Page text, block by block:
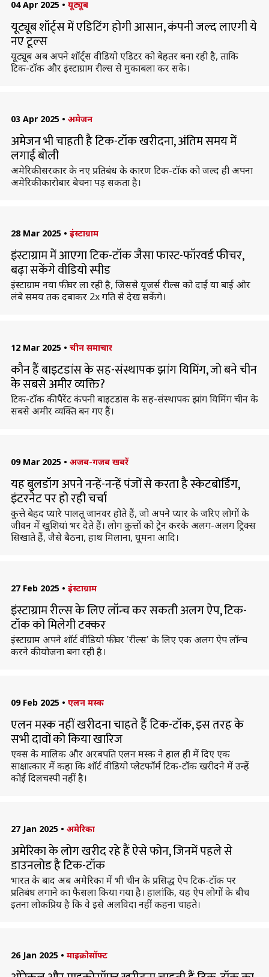
04 Apr 2025 • यूट्यूब
यूट्यूब शॉर्ट्स में एडिटिंग होगी आसान, कंपनी जल्द लाएगी ये
नए टूल्स
यूट्यूब अब अपने शॉर्ट्स वीडियो एडिटर को बेहतर बना रही है, ताकि
टिक-टॉक और इंस्टाग्राम रील्स से मुकाबला कर सके।
03 Apr 2025 • अमेजन
अमेजन भी चाहती है टिक-टॉक खरीदना, अंतिम समय में
लगाई बोली
अमेरिकी सरकार के नए प्रतिबंध के कारण टिक-टॉक को जल्द ही अपना
अमेरिकी कारोबार बेचना पड़ सकता है।
28 Mar 2025 • इंस्टाग्राम
इंस्टाग्राम में आएगा टिक-टॉक जैसा फास्ट-फॉरवर्ड फीचर,
बढ़ा सकेंगे वीडियो स्पीड
इंस्टाग्राम नया फीचर ला रही है, जिससे यूजर्स रील्स को दाईं या बाईं ओर
लंबे समय तक दबाकर 2x गति से देख सकेंगे।
12 Mar 2025 • चीन समाचार
कौन हैं बाइटडांस के सह-संस्थापक झांग यिमिंग, जो बने चीन
के सबसे अमीर व्यक्ति?
टिक-टॉक की पैरेंट कंपनी बाइटडांस के सह-संस्थापक झांग यिमिंग चीन के
सबसे अमीर व्यक्ति बन गए हैं।
09 Mar 2025 • अजब-गजब खबरें
यह बुलडॉग अपने नन्हें-नन्हें पंजों से करता है स्केटबोर्डिंग,
इंटरनेट पर हो रही चर्चा
कुत्ते बेहद प्यारे पालतू जानवर होते हैं, जो अपने प्यार के जरिए लोगों के
जीवन में खुशियां भर देते हैं। लोग कुत्तों को ट्रेन करके अलग-अलग ट्रिक्स
सिखाते हैं, जैसे बैठना, हाथ मिलाना, घूमना आदि।
27 Feb 2025 • इंस्टाग्राम
इंस्टाग्राम रील्स के लिए लॉन्च कर सकती अलग ऐप, टिक-
टॉक को मिलेगी टक्कर
इंस्टाग्राम अपने शॉर्ट वीडियो फीचर 'रील्स' के लिए एक अलग ऐप लॉन्च
करने की योजना बना रही है।
09 Feb 2025 • एलन मस्क
एलन मस्क नहीं खरीदना चाहते हैं टिक-टॉक, इस तरह के
सभी दावों को किया खारिज
एक्स के मालिक और अरबपति एलन मस्क ने हाल ही में दिए एक
साक्षात्कार में कहा कि शॉर्ट वीडियो प्लेटफॉर्म टिक-टॉक खरीदने में उन्हें
कोई दिलचस्पी नहीं है।
27 Jan 2025 • अमेरिका
अमेरिका के लोग खरीद रहे हैं ऐसे फोन, जिनमें पहले से
डाउनलोड है टिक-टॉक
भारत के बाद अब अमेरिका में भी चीन के प्रसिद्ध ऐप टिक-टॉक पर
प्रतिबंध लगाने का फैसला किया गया है। हालांकि, यह ऐप लोगों के बीच
इतना लोकप्रिय है कि वे इसे अलविदा नहीं कहना चाहते।
26 Jan 2025 • माइक्रोसॉफ्ट